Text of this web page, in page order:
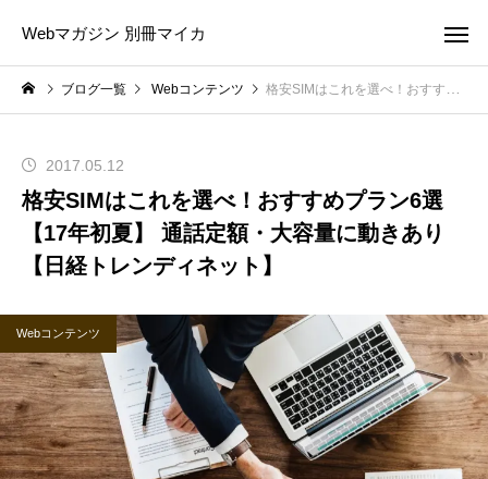
Webマガジン 別冊マイカ
ブログ一覧 Webコンテンツ 格安SIMはこれを選べ！おすすめプラン6選【17年初夏】 通話定額・大容量に動きあり【日経トレンディネット】
2017.05.12
格安SIMはこれを選べ！おすすめプラン6選
【17年初夏】 通話定額・大容量に動きあり
【日経トレンディネット】
Webコンテンツ